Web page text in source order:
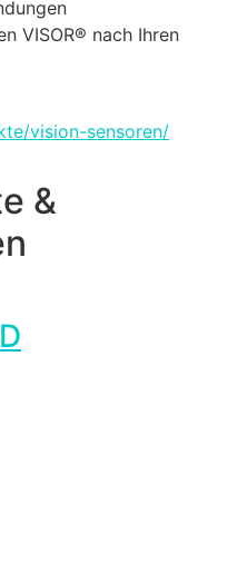
VISOR® nach Ihren
vision-sensoren/
&